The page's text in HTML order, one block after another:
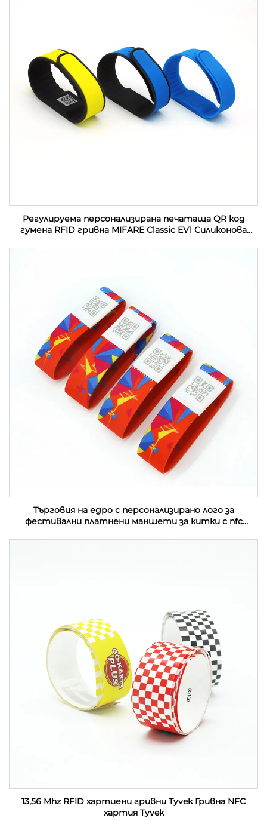
Регулируема персонализирана печатаща QR код
гумена RFID гривна MIFARE Classic EV1 Силиконова
Търговия на едро с персонализирано лого за
фестивални платнени маншети за китки с nfc
13,56 Mhz RFID хартиени гривни Tyvek Гривна NFC
хартия Tyvek